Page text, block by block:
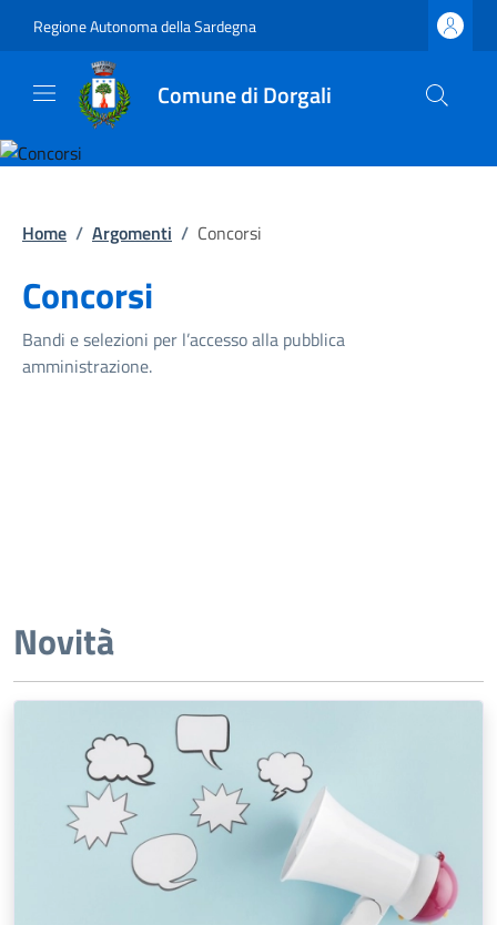
Regione Autonoma della Sardegna
Comune di Dorgali
Home / Argomenti / Concorsi
Concorsi
Bandi e selezioni per l’accesso alla pubblica
amministrazione.
Novità